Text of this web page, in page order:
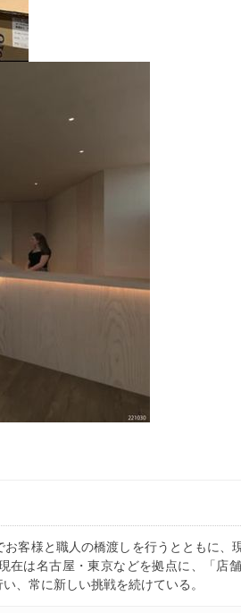
客様と職人の橋渡しを行うとともに、
在は名古屋・東京などを拠点に、「店
、常に新しい挑戦を続けている。